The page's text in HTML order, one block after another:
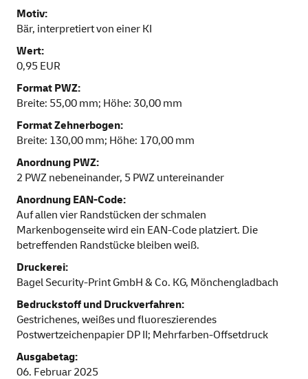
Motiv:
Bär, interpretiert von einer KI
Wert:
0,95 EUR
Format PWZ:
Breite: 55,00 mm; Höhe: 30,00 mm
Format Zehnerbogen:
Breite: 130,00 mm; Höhe: 170,00 mm
Anordnung PWZ:
2 PWZ nebeneinander, 5 PWZ untereinander
Anordnung EAN-Code:
Auf allen vier Randstücken der schmalen
Markenbogenseite wird ein EAN-Code platziert. Die
betreffenden Randstücke bleiben weiß.
Druckerei:
Bagel Security-Print GmbH & Co. KG, Mönchengladbach
Bedruckstoff und Druckverfahren:
Gestrichenes, weißes und fluoreszierendes
Postwertzeichenpapier DP II; Mehrfarben-Offsetdruck
Ausgabetag:
06. Februar 2025